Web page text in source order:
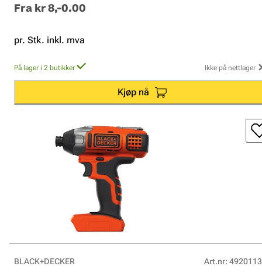
Fra kr 8,-0.00
pr. Stk. inkl. mva
På lager i 2 butikker Ikke på nettlager
Kjøp nå
BLACK+DECKER Art.nr: